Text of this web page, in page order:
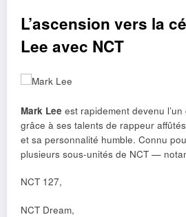
L’ascension vers la
Lee avec NCT
Mark Lee est rapidement devenu
grâce à ses talents de rappeur
et sa personnalité humble. Connu
plusieurs sous-unités de NCT —
NCT 127,
NCT Dream,